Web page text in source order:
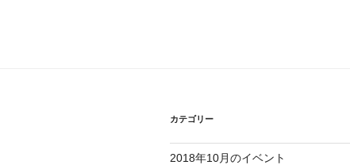
カテゴリー
2018年10月のイベント